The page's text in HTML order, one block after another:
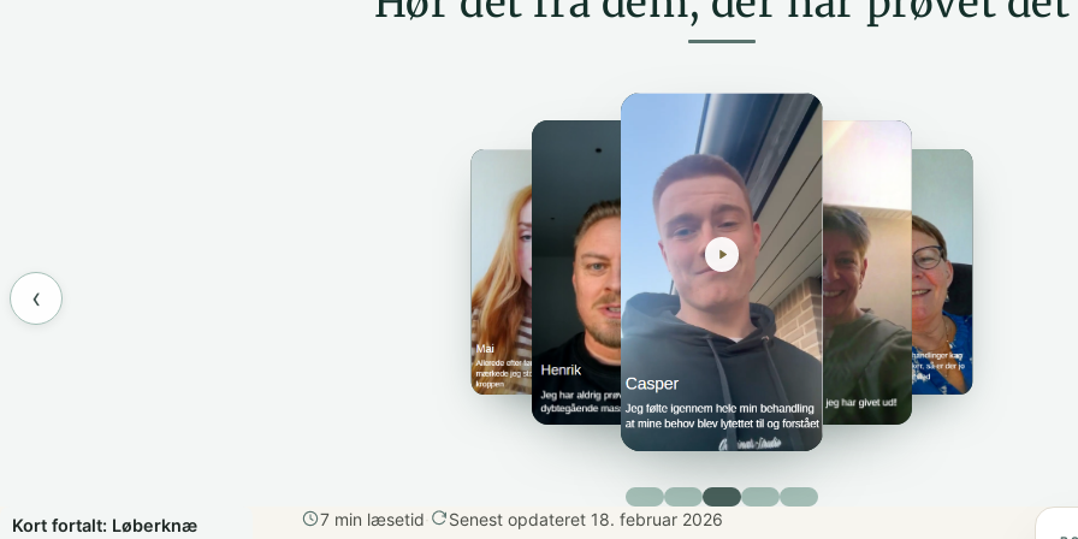
‹
Kort fortalt: Løberknæ
7 min læsetid· Senest opdateret 18. februar 2026